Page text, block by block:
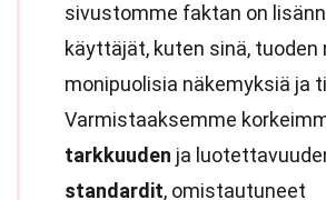
sivustomme faktan on
käyttäjät, kuten sinä, tuoden
monipuolisia näkemyksiä ja
Varmistaaksemme
tarkkuuden ja
standardit, omistautuneet